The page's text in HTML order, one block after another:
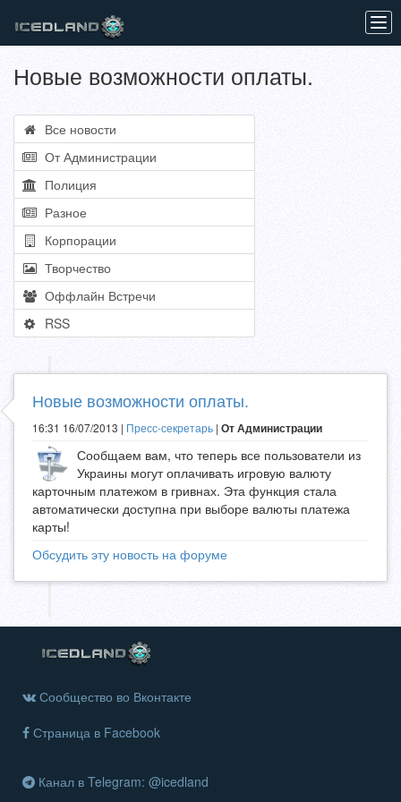
Новые возможности оплаты.
Все новости
От Администрации
Полиция
Разное
Корпорации
Творчество
Оффлайн Встречи
RSS
Новые возможности оплаты.
16:31 16/07/2013 | Пресс-секретарь | От Администрации
Сообщаем вам, что теперь все пользователи из
Украины могут оплачивать игровую валюту
карточным платежом в гривнах. Эта функция стала
автоматически доступна при выборе валюты платежа
карты!
Обсудить эту новость на форуме
Сообщество во Вконтакте
Страница в Facebook
Канал в Telegram: @icedland